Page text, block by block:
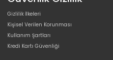
Gizlilik İlkeleri
Kişisel Verilen Korunması
Kullanım Şartları
Kredi Kartı Güvenliği